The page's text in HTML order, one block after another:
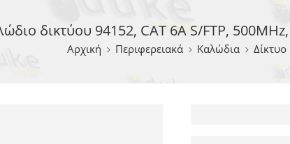
δικτύου 94152, CAT 6A S/FTP,
Αρχική Περιφερειακά Καλώδια Δίκτυο